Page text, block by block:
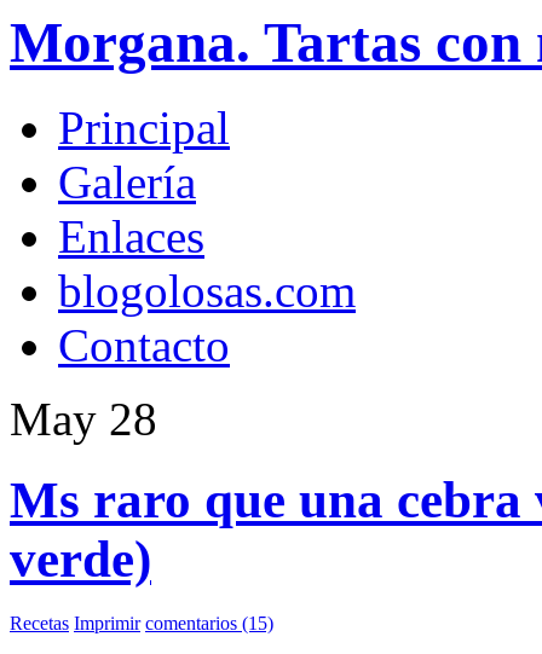
Morgana. Tartas con
Principal
Galería
Enlaces
blogolosas.com
Contacto
May 28
Ms raro que una cebra
verde)
Recetas Imprimir comentarios (15)